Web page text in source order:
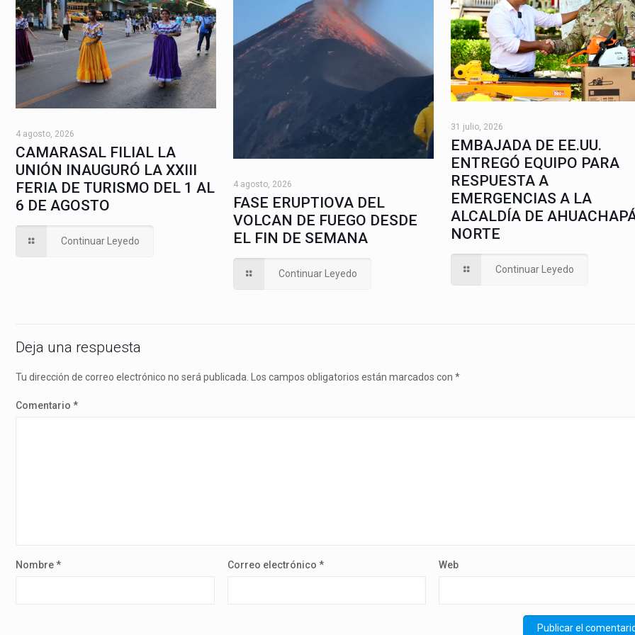
4 agosto, 2026
CAMARASAL FILIAL LA
UNIÓN INAUGURÓ LA XXIII
FERIA DE TURISMO DEL 1 AL
6 DE AGOSTO
Continuar Leyedo
4 agosto, 2026
FASE ERUPTIOVA DEL
VOLCAN DE FUEGO DESDE
EL FIN DE SEMANA
Continuar Leyedo
31 julio, 2026
EMBAJADA DE EE.UU.
ENTREGÓ EQUIPO PARA
RESPUESTA A
EMERGENCIAS A LA
ALCALDÍA DE
NORTE
Continuar Leyedo
Deja una respuesta
Tu dirección de correo electrónico no será publicada. Los campos obligatorios están marcados con *
Comentario *
Nombre* Correo electrónico * Web